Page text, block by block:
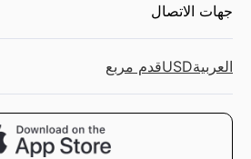
جهات الاتصال
العربيةUSDقدم مربع